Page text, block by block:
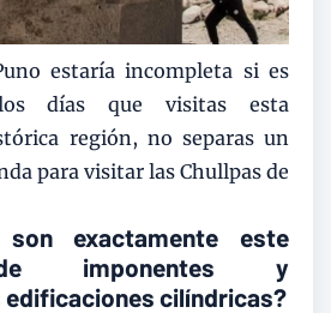
estaría incompleta si es
días que visitas esta
región, no separas un
para visitar las Chullpas de
exactamente este
imponentes y
cilíndricas?